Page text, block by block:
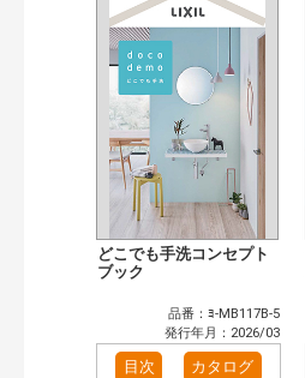
どこでも手洗コンセプト
ブック
品番：ﾖ-MB117B-5
発行年月：2026/03
目次 カタログ